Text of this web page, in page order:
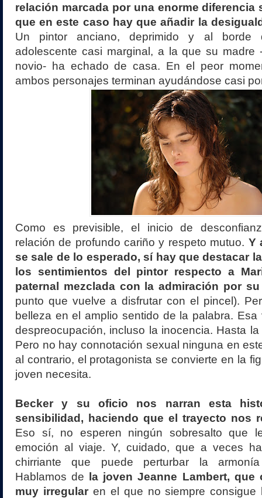
relación marcada por una enorme diferencia
que en este caso hay que añadir la
Un pintor anciano, deprimido y al borde
adolescente casi marginal, a la que su madre
novio- ha echado de casa. En el peor
ambos personajes terminan ayudándose casi
Como es previsible, el inicio de
relación de profundo cariño y respeto mutuo. Y
se sale de lo esperado, sí hay que destacar
los sentimientos del pintor respecto a
paternal mezclada con la admiración por su
punto que vuelve a disfrutar con el pincel).
belleza en el amplio sentido de la palabra. Esa
despreocupación, incluso la inocencia. Hasta
Pero no hay connotación sexual ninguna en
al contrario, el protagonista se convierte en la
joven necesita.
Becker y su oficio nos narran esta
sensibilidad, haciendo que el trayecto nos
Eso sí, no esperen ningún sobresalto que
emoción al viaje. Y, cuidado, que a veces
chirriante que puede perturbar la
Hablamos de
la joven Jeanne Lambert, que
muy irregular en el que no siempre consigue